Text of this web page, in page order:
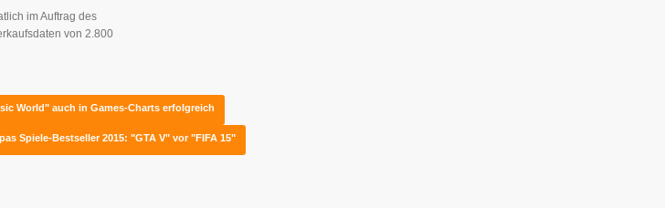
im Auftrag des
von 2.800
World" auch in Games-Charts erfolgreich
Spiele-Bestseller 2015: "GTA V" vor "FIFA 15"